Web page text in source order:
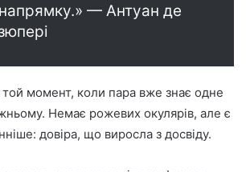
— Антуан де
момент, коли пара вже знає одне
Немає рожевих окулярів, але є
довіра, що виросла з досвіду.